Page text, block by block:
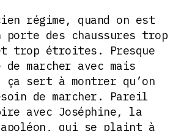
régime, quand on est
des chaussures trop
trop étroites. Presque
de marcher avec mais
ça sert à montrer qu’on
de marcher. Pareil
avec Joséphine, la
qui se plaint à